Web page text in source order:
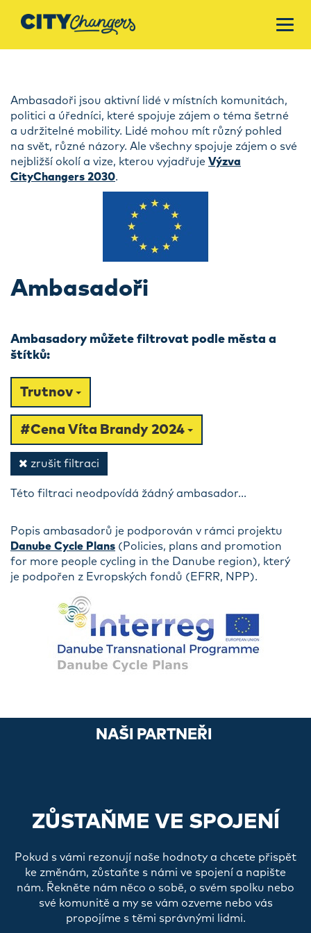
Ambasadoři jsou aktivní lidé v místních komunitách,
politici a úředníci, které spojuje zájem o téma šetrné
a udržitelné mobility. Lidé mohou mít různý pohled
na svět, různé názory. Ale všechny spojuje zájem o své
nejbližší okolí a vize, kterou vyjadřuje Výzva
CityChangers 2030.
Ambasadoři
Ambasadory můžete filtrovat podle města a
štítků:
Trutnov
#Cena Víta Brandy 2024
zrušit filtraci
Této filtraci neodpovídá žádný ambasador...
Popis ambasadorů je podporován v rámci projektu
Danube Cycle Plans (Policies, plans and promotion
for more people cycling in the Danube region), který
je podpořen z Evropských fondů (EFRR, NPP).
NAŠI PARTNEŘI
ZŮSTAŇME VE SPOJENÍ
Pokud s vámi rezonují naše hodnoty a chcete přispět
ke změnám, zůstaňte s námi ve spojení a napište
nám. Řekněte nám něco o sobě, o svém spolku nebo
své komunitě a my se vám ozveme nebo vás
propojíme s těmi správnými lidmi.